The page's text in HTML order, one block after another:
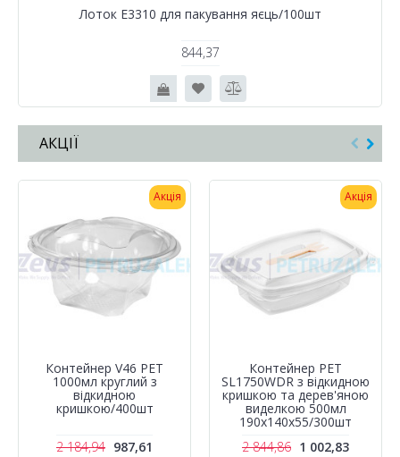
Лоток Е3310 для пакування яєць/100шт
844,37
АКЦІЇ
Акція
Контейнер V46 PET
1000мл круглий з
відкидною
кришкою/400шт
2 184,94 987,61
Акція
Контейнер РЕТ
SL1750WDR з відкидною
кришкою та дерев'яною
виделкою 500мл
190х140х55/300шт
2 844,86 1 002,83